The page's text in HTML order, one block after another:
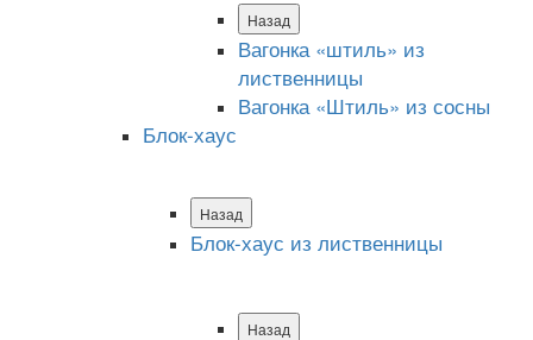
Назад
Вагонка «штиль» из
лиственницы
Вагонка «Штиль» из сосны
Блок-хаус
Назад
Блок-хаус из лиственницы
Назад